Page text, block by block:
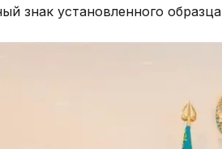
знак установленного